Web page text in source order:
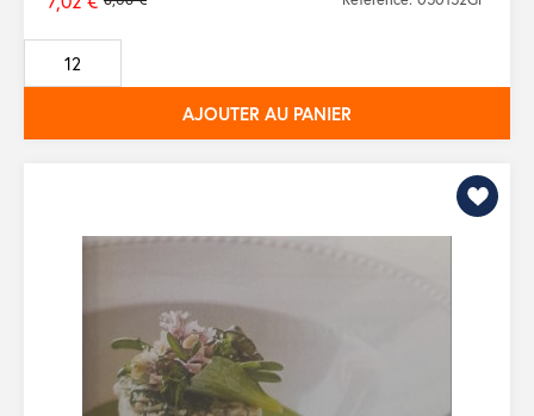
Prix
de
base
AJOUTER AU PANIER